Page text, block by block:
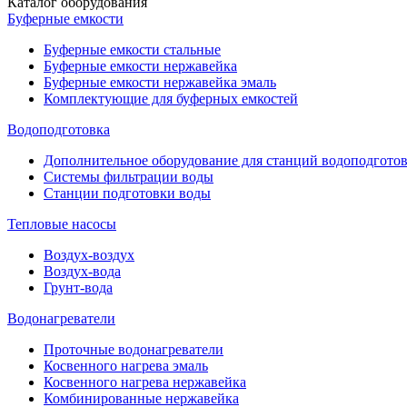
Буферные емкости
Буферные емкости стальные
Буферные емкости нержавейка
Буферные емкости нержавейка эмаль
Комплектующие для буферных емкостей
Водоподготовка
Дополнительное оборудование для станций
Системы фильтрации воды
Станции подготовки воды
Тепловые насосы
Воздух-воздух
Воздух-вода
Грунт-вода
Водонагреватели
Проточные водонагреватели
Косвенного нагрева эмаль
Косвенного нагрева нержавейка
Комбинированные нержавейка